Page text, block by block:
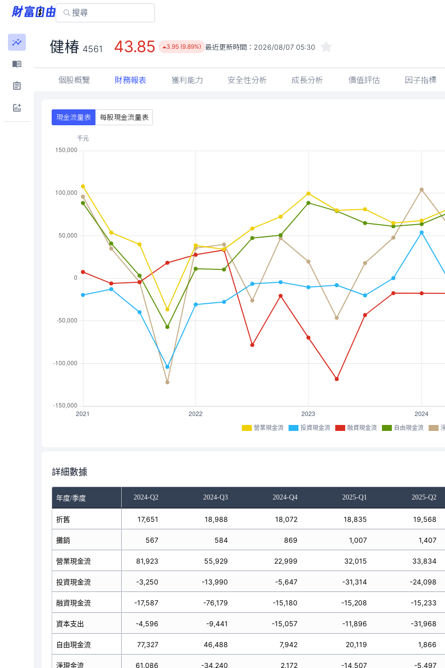
健椿 4561 43.85 3.95 (9.89%) 最近更新時間： 2026/08/07 05:30
個股概覽 財務報表 獲利能力 安全性分析 成長分析 價值評估 因子指標
現金流量表 每股現金流量表
營業現金流 投資現金流 融資現金流 自由現金流
詳細數據
年度/季度
2024-Q1 2024-Q2 2024-Q3 2024-Q4 2025-Q1 2025-Q2
折舊
攤銷
營業現金流
投資現金流
融資現金流
資本支出
自由現金流
淨現金流
17,740 17,651 18,988 18,072 18,835 19,568
567 584 869 1,007 1,407
67,865 81,923 55,929 22,999 32,015 33,834
53,825 -3,250 -13,990 -5,647 -31,314 -24,098
-17,525 -17,587 -76,179 -15,180 -15,208 -15,233
-4,127 -4,596 -9,441 -15,057 -11,896 -31,968
63,738 77,327 46,488 7,942 20,119 1,866
104,165 61,086 -34,240 2,172 -14,507 -5,497